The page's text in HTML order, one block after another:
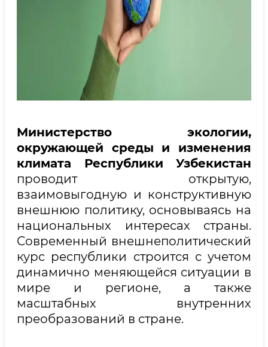
Министерство экологии,
окружающей среды и изменения
климата Республики Узбекистан
проводит открытую,
взаимовыгодную и конструктивную
внешнюю политику, основываясь на
национальных интересах страны.
Современный внешнеполитический
курс республики строится с учетом
динамично меняющейся ситуации в
мире и регионе, а также
масштабных внутренних
преобразований в стране.